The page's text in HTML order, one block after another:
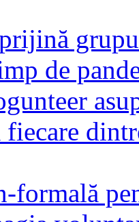
de
formală